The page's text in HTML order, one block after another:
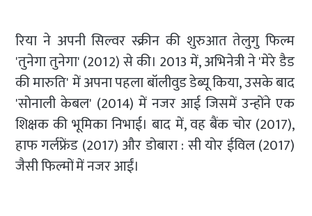
रिया ने अपनी सिल्वर स्क्रीन की शुरुआत तेलुगु फिल्म
'तुनेगा तुनेगा' (2012) से की। 2013 में, अभिनेत्री ने 'मेरे डैड
की मारुति' में अपना पहला बॉलीवुड डेब्यू किया, उसके बाद
'सोनाली केबल' (2014) में नजर आई जिसमें उन्होंने एक
शिक्षक की भूमिका निभाई। बाद में, वह बैंक चोर (2017),
हाफ गर्लफ्रेंड (2017) और डोबारा : सी योर ईविल (2017)
जैसी फिल्मों में नजर आईं।